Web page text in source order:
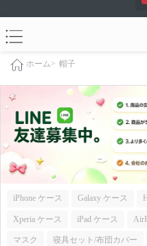
ホーム> 帽子
iPhone ケース Galaxy ケース
Xperia ケース iPad ケース
マスク 寝具セット/布団カバー